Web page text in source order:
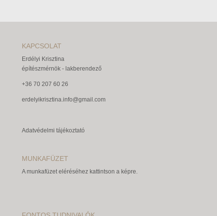
KAPCSOLAT
Erdélyi Krisztina
építészmérnök - lakberendező
+36 70 207 60 26
erdelyikrisztina.info@gmail.com
Adatvédelmi tájékoztató
MUNKAFÜZET
A munkafüzet eléréséhez kattintson a képre.